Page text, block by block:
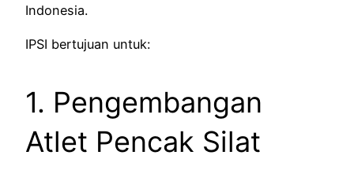
Indonesia.
IPSI bertujuan untuk:
1. Pengembangan
Atlet Pencak Silat